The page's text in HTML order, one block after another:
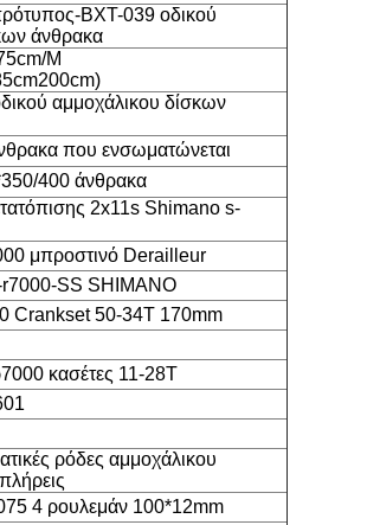
BXT-039 οδικού
άνθρακα
M
αμμοχάλικου δίσκων
που ενσωματώνεται
400 άνθρακα
2x11s Shimano s-
μπροστινό Derailleur
r7000-SS SHIMANO
Crankset 50-34T 170mm
κασέτες 11-28T
ρόδες αμμοχάλικου
4 ρουλεμάν 100*12mm